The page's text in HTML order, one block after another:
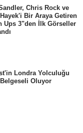
Chris Rock ve
Bir Araya Getiren
Ups 3"den İlk Görseller
Londra Yolculuğu
Oluyor